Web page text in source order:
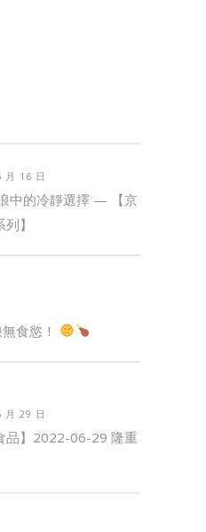
月 16 日
中的冷靜選擇 — 【京
】
食慾！
月 29 日
品】2022-06-29 隆重